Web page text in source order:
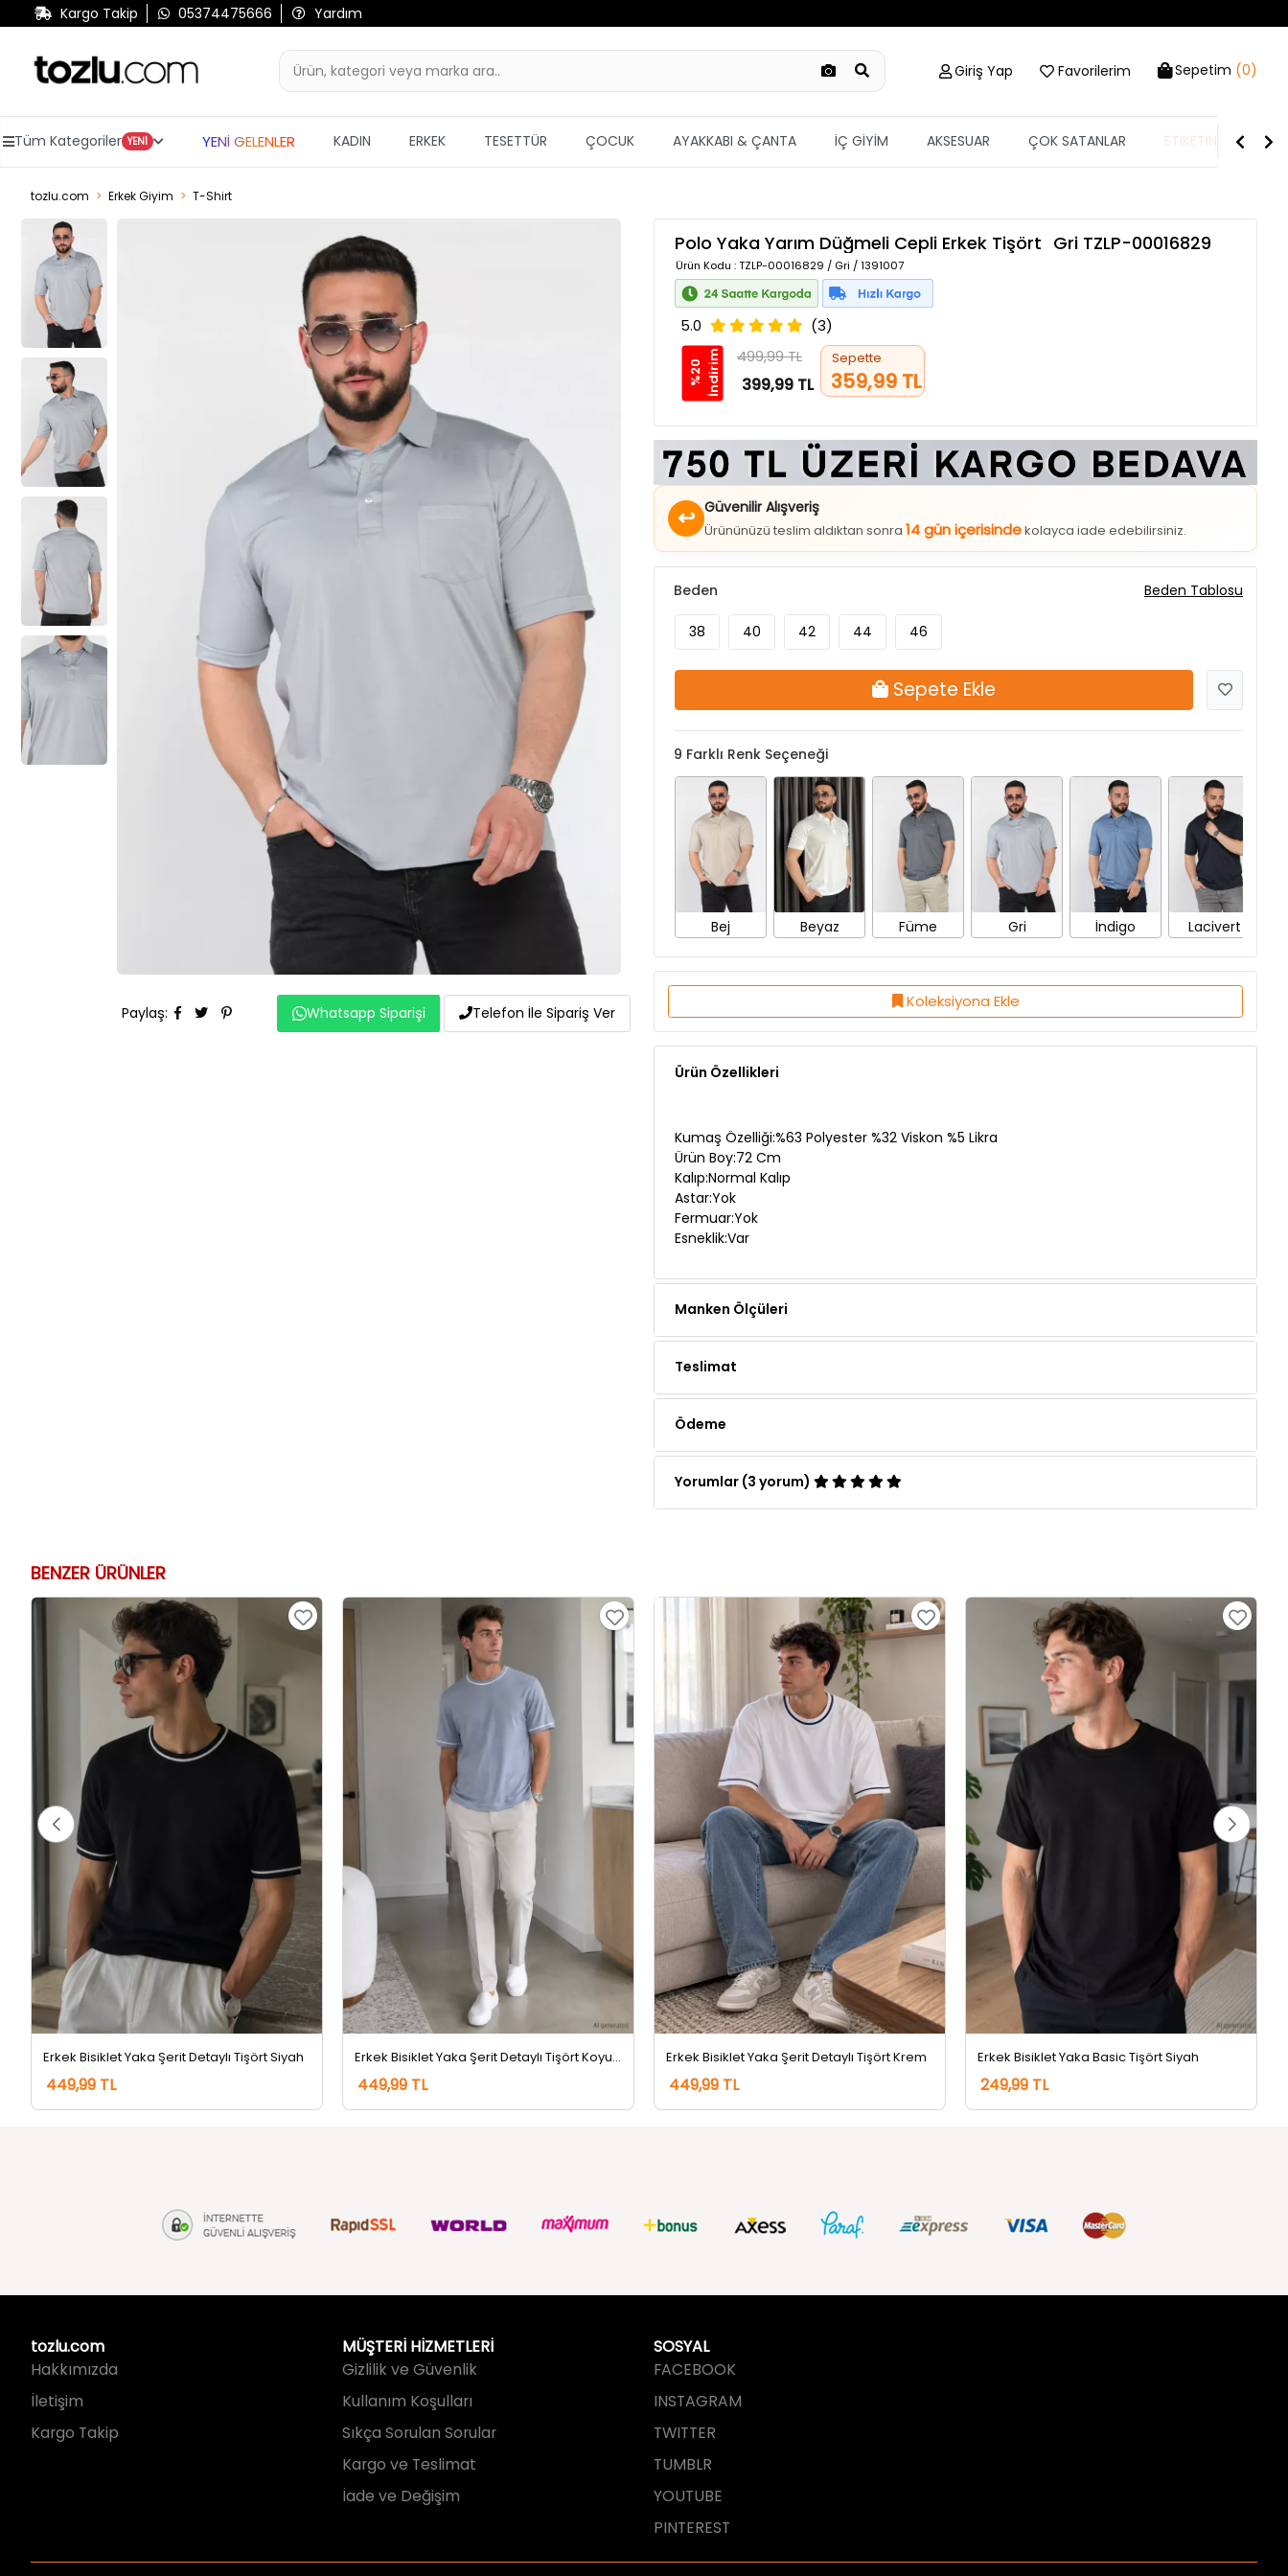
Kargo Takip 05374475666 Yardım
Giriş Yap Favorilerim Sepetim (0)
Tüm Kategoriler YENİ YENİ GELENLER KADIN ERKEK TESETTÜR ÇOCUK AYAKKABI & ÇANTA İÇ GİYİM AKSESUAR ÇOK SATANLAR ETİKETİN YARISI
tozlu.com Erkek Giyim T-Shirt
Paylaş: Whatsapp Siparişi Telefon İle Sipariş Ver
Polo Yaka Yarım Düğmeli Cepli Erkek Tişört Gri TZLP-00016829
Ürün Kodu : TZLP-00016829 / Gri / 1391007
5.0 (3)
%
2
0
İ
n
d
i
r
i m 499,99 TL
399,99 TL
Sepette
359,99 TL
↩ Güvenilir Alışveriş
Ürününüzü teslim aldıktan sonra14 gün içerisindekolayca iade edebilirsiniz.
38
Sepete Ekle
9Farklı Renk Seçeneği
Bej Beyaz Füme Gri İndigo Lacivert
Koleksiyona Ekle
Ürün Özellikleri
Kalıp:Normal Kalıp
Astar:Yok
Fermuar:Yok
Esneklik:Var
Erkek Bisiklet Yaka Şerit Detaylı Tişört Siyah
449,99 TL 449,99 TL
Erkek Bisiklet Yaka Şerit Detaylı Tişört Krem
449,99 TL
Erkek Bisiklet Yaka Basic Tişört Siyah
249,99 TL
tozlu.com
İletişim
Kargo Takip
MÜŞTERİ HİZMETLERİ
Kullanım Koşulları
SOSYAL
INSTAGRAM
tarafından tasarlanmış ve geliştirilmiştir.